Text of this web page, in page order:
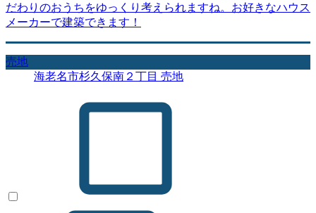
だわりのおうちをゆっくり考えられますね。お好きなハウス
メーカーで建築できます！
売地
海老名市杉久保南２丁目 売地